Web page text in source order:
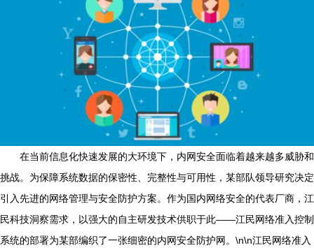
在当前信息化快速发展的大环境下，内网安全面临着越来越多威胁和
挑战。为保障系统数据的保密性、完整性与可用性，某部队领导研究决定
引入先进的网络管理与安全防护方案。作为国内网络安全的代表厂商，江
民科技洞察需求，以强大的自主研发技术供职于此——江民网络准入控制
系统的部署为某部编织了一张细密的内网安全防护网。\n\n江民网络准入